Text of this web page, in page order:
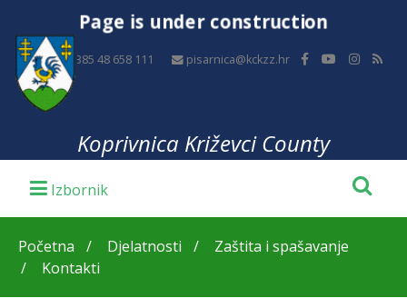
Page is under construction
+385 48 658 111 pisarnica@kckzz.hr
Koprivnica Križevci County
Početna Djelatnosti
Zaštita i spašavanje
Kontakti